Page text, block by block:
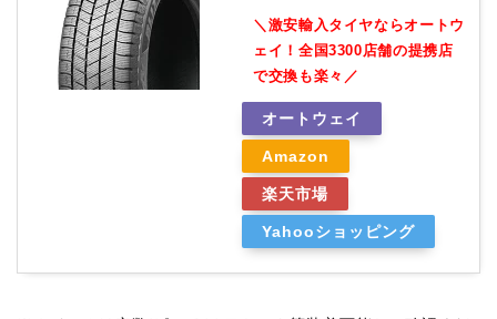
＼激安輸入タイヤならオートウ
ェイ！全国3300店舗の提携店
で交換も楽々／
オートウェイ
Amazon
楽天市場
Yahooショッピング